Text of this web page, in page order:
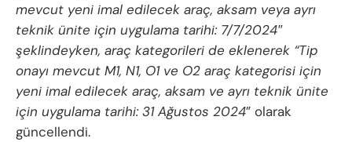
mevcut yeni imal edilecek araç, aksam veya ayrı
teknik ünite için uygulama tarihi: 7/7/2024″
şeklindeyken, araç kategorileri de eklenerek “Tip
onayı mevcut M1, N1, O1 ve O2 araç kategorisi için
yeni imal edilecek araç, aksam ve ayrı teknik ünite
için uygulama tarihi: 31 Ağustos 2024” olarak
güncellendi.